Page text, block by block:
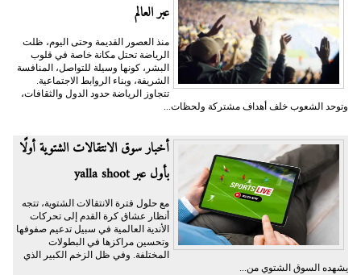
عبر العالم
منذ العصور القديمة وحتى اليوم، ظلت
الرياضة تحتل مكانة خاصة في قلوب
البشر، كونها وسيلة للتواصل، المنافسة
الشريفة، وبناء الروابط الاجتماعية.
تتجاوز الرياضة حدود الدول والثقافات،
وتوحد الشعوب خلف أهداف مشتركة ولحظات...
أخبار سوق الانتقالات الشتوية أولًا
بأول عبر yalla shoot
مع حلول فترة الانتقالات الشتوية، تتجه
أنظار عشاق كرة القدم إلى تحركات
الأندية العالمية في سبيل تدعيم صفوفها
وتحسين مراكزها في البطولات
المختلفة. وفي ظل الزخم الكبير الذي
يشهده السوق الشتوي من...